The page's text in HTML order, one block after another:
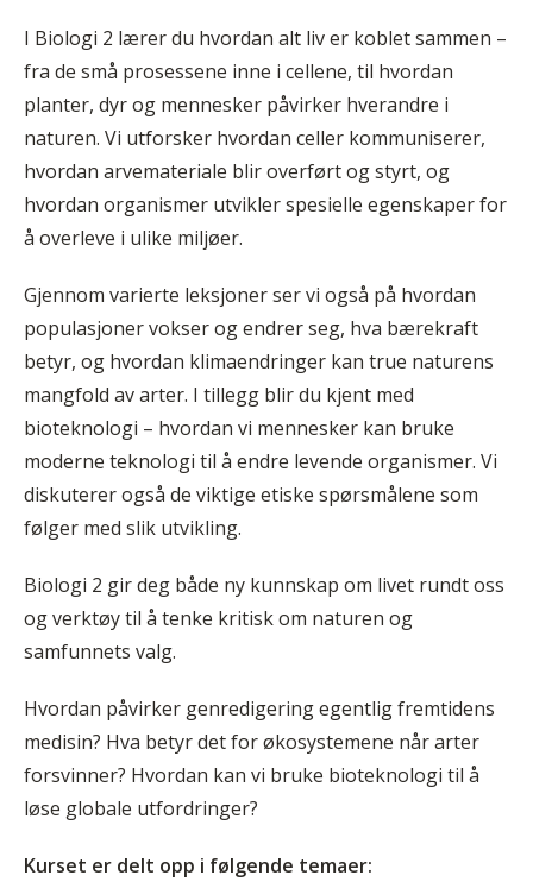
I Biologi 2 lærer du hvordan alt liv er koblet sammen –
fra de små prosessene inne i cellene, til hvordan
planter, dyr og mennesker påvirker hverandre i
naturen. Vi utforsker hvordan celler kommuniserer,
hvordan arvemateriale blir overført og styrt, og
hvordan organismer utvikler spesielle egenskaper for
å overleve i ulike miljøer.
Gjennom varierte leksjoner ser vi også på hvordan
populasjoner vokser og endrer seg, hva bærekraft
betyr, og hvordan klimaendringer kan true naturens
mangfold av arter. I tillegg blir du kjent med
bioteknologi – hvordan vi mennesker kan bruke
moderne teknologi til å endre levende organismer. Vi
diskuterer også de viktige etiske spørsmålene som
følger med slik utvikling.
Biologi 2 gir deg både ny kunnskap om livet rundt oss
og verktøy til å tenke kritisk om naturen og
samfunnets valg.
Hvordan påvirker genredigering egentlig fremtidens
medisin? Hva betyr det for økosystemene når arter
forsvinner? Hvordan kan vi bruke bioteknologi til å
løse globale utfordringer?
Kurset er delt opp i følgende temaer: